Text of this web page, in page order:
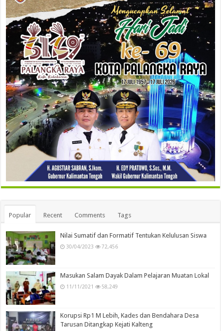
Popular Recent Comments Tags
Nilai Sumatif dan Formatif Tentukan Kelulusan Siswa
30/04/2023 72,456
Masukan Salam Dayak Dalam Pelajaran Muatan Lokal
11/11/2021 58,249
Korupsi Rp1 M Lebih, Kades dan Bendahara Desa
Tarusan Ditangkap Kejati Kalteng